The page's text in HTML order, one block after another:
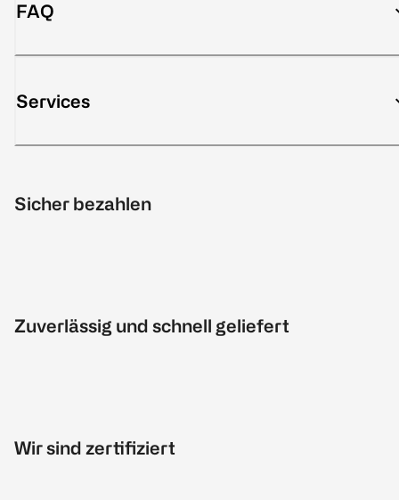
FAQ
Services
Sicher bezahlen
Zuverlässig und schnell geliefert
Wir sind zertifiziert